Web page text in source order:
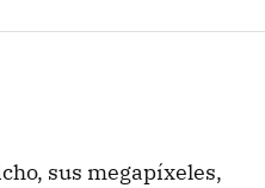
sus megapíxeles,